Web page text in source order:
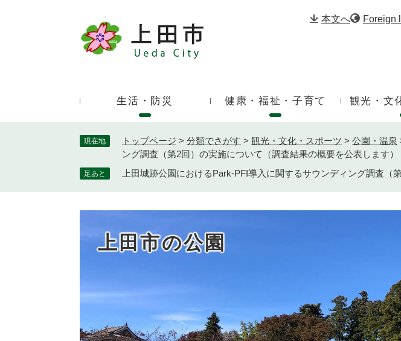
。
本文へ Foreign
ド
生活・防災 健康・福祉・子育て 観光・文
現在地 トップページ > 分類でさがす > 観光・文化・スポーツ > 公園・温泉
ング調査（第2回）の実施について（調査結果の概要を公表します）
足あと 上田城跡公園におけるPark-PFI導入に関するサウンディング調査（
上田市の公園